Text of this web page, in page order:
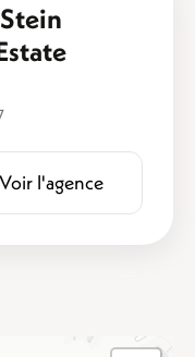
Voir l'agence